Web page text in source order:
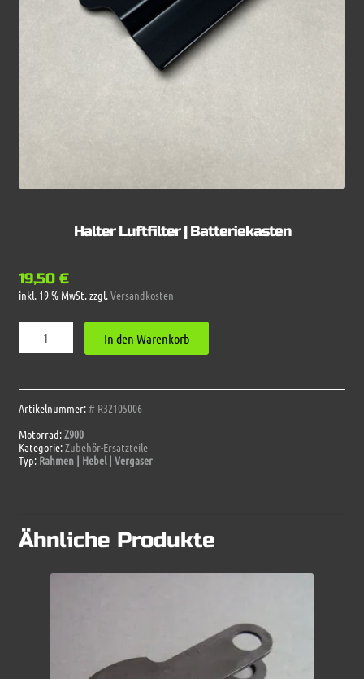
Halter Luftfilter | Batteriekasten
19,50 €
inkl. 19 % MwSt.zzgl.Versandkosten
Luftfilter
Menge
In den Warenkorb
Artikelnummer:# R32105006
Motorrad:Z900
Kategorie:Zubehör-Ersatzteile
Typ: Rahmen | Hebel | Vergaser
Ähnliche Produkte